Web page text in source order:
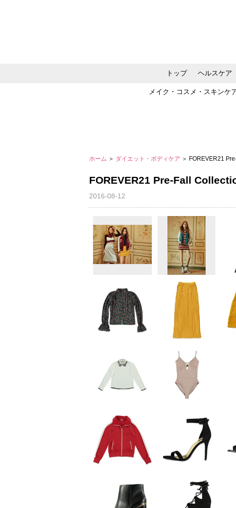
トップ ヘルスケア
メイク・コスメ・スキンケ
ホーム ＞ ダイエット・ボディケア ＞ FOREVER21
FOREVER21 Pre-Fall
2016-08-12